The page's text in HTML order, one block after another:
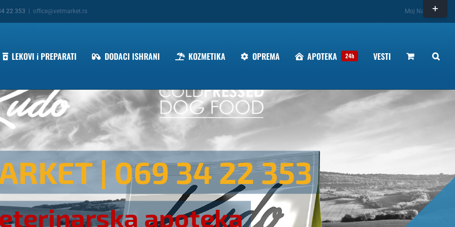
22 353 office@vetmarket.rs Moj Nalog
LEKOVI i PREPARATI DODACI ISHRANI KOZMETIKA OPREMA APOTEKA 24h VESTI
| 069 34 22 353
apoteka
Toggle
Sliding
Bar